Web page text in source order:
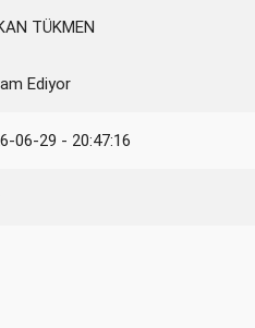
TÜKMEN
Ediyor
06-29 - 20:47:16